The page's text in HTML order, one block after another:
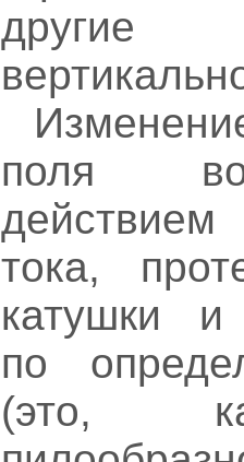
поля
тока,
катушки и
по
(это,